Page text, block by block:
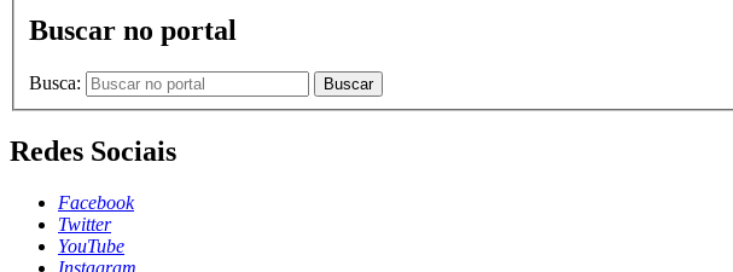
Buscar no portal
Busca: Buscar
Redes Sociais
Facebook
Twitter
YouTube
Instagram